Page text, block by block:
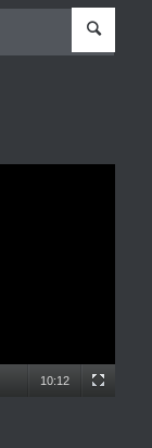
10:12